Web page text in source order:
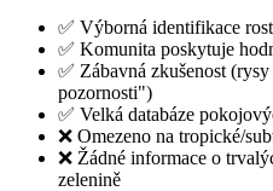
✅ Výborná identifikace
✅ Komunita poskytuje
✅ Zábavná zkušenost
pozornosti")
✅ Velká databáze
❌ Omezeno na tropické/
❌ Žádné informace o
zelenině